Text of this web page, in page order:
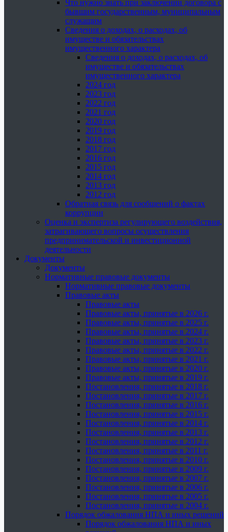
Что нужно знать при заключении договора с
бывшим государственным, муниципальным
служащим
Сведения о доходах, о расходах, об
имуществе и обязательствах
имущественного характера
Сведения о доходах, о расходах, об
имуществе и обязательствах
имущественного характера
2024 год
2023 год
2022 год
2021 год
2020 год
2019 год
2018 год
2017 год
2016 год
2015 год
2014 год
2013 год
2012 год
Обратная связь для сообщений о фактах
коррупции
Оценка и экспертиза регулирующего воздействия,
затрагивающего вопросы осуществления
предпринимательской и инвестиционной
деятельности
Документы
Документы
Нормативные правовые документы
Нормативные правовые документы
Правовые акты
Правовые акты
Правовые акты, принятые в 2026 г.
Правовые акты, принятые в 2025 г.
Правовые акты, принятые в 2024 г.
Правовые акты, принятые в 2023 г.
Правовые акты, принятые в 2022 г.
Правовые акты, принятые в 2021 г.
Правовые акты, принятые в 2020 г.
Правовые акты, принятые в 2019 г.
Постановления, принятые в 2018 г.
Постановления, принятые в 2017 г.
Постановления, принятые в 2016 г.
Постановления, принятые в 2015 г.
Постановления, принятые в 2014 г.
Постановления, принятые в 2013 г.
Постановления, принятые в 2012 г.
Постановления, принятые в 2011 г.
Постановления, принятые в 2010 г.
Постановления, принятые в 2009 г.
Постановления, принятые в 2007 г.
Постановления, принятые в 2006 г.
Постановления, принятые в 2005 г.
Постановления, принятые в 2004 г.
Порядок обжалования НПА и иных решений
Порядок обжалования НПА и иных